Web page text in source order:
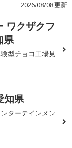
2026/08/08 更新
ワクザクフ
県
型チョコ工場見
知県
ターテインメン